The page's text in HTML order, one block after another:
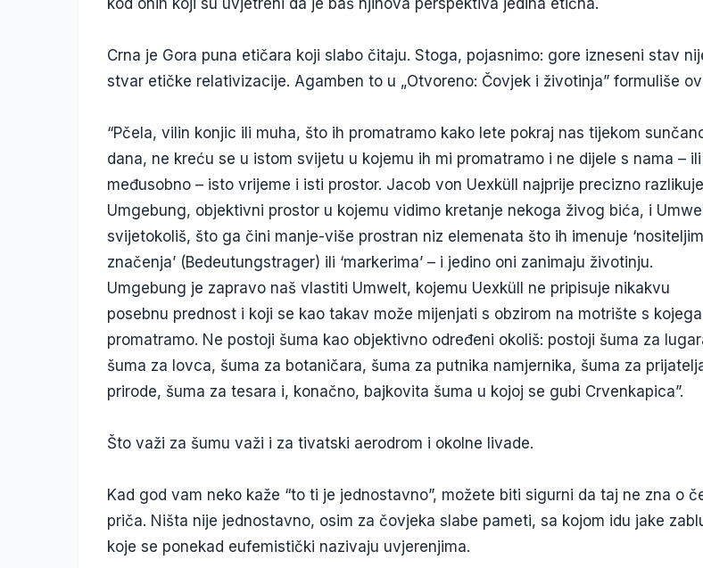
Crna je Gora puna etičara koji slabo čitaju. Stoga, pojasnimo: gore izneseni stav
stvar etičke relativizacije. Agamben to u „Otvoreno: Čovjek i životinja” formuliše
“Pčela, vilin konjic ili muha, što ih promatramo kako lete pokraj nas tijekom
dana, ne kreću se u istom svijetu u kojemu ih mi promatramo i ne dijele s nama – ili
međusobno – isto vrijeme i isti prostor. Jacob von Uexküll najprije precizno razlikuje
Umgebung, objektivni prostor u kojemu vidimo kretanje nekoga živog bića, i
svijetokoliš, što ga čini manje-više prostran niz elemenata što ih imenuje
značenja’ (Bedeutungstrager) ili ‘markerima’ – i jedino oni zanimaju životinju.
Umgebung je zapravo naš vlastiti Umwelt, kojemu Uexküll ne pripisuje nikakvu
posebnu prednost i koji se kao takav može mijenjati s obzirom na motrište s
promatramo. Ne postoji šuma kao objektivno određeni okoliš: postoji šuma za
šuma za lovca, šuma za botaničara, šuma za putnika namjernika, šuma za
prirode, šuma za tesara i, konačno, bajkovita šuma u kojoj se gubi Crvenkapica”.
Što važi za šumu važi i za tivatski aerodrom i okolne livade.
Kad god vam neko kaže “to ti je jednostavno”, možete biti sigurni da taj ne zna o
priča. Ništa nije jednostavno, osim za čovjeka slabe pameti, sa kojom idu jake
koje se ponekad eufemistički nazivaju uvjerenjima.